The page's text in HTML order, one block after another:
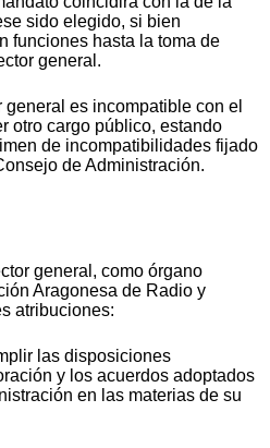
sido elegido, si bien
funciones hasta la toma de
general.
es incompatible con el
otro cargo público, estando
de incompatibilidades fijado
de Administración.
general, como órgano
Aragonesa de Radio y
atribuciones:
las disposiciones
y los acuerdos adoptados
en las materias de su